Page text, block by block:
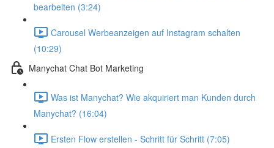
bearbeiten (3:24)
Carousel Werbeanzeigen auf Instagram schalten
(10:29)
Manychat Chat Bot Marketing
Was ist Manychat? Wie akquiriert man Kunden durch
Manychat? (16:04)
Ersten Flow erstellen - Schritt für Schritt (7:05)